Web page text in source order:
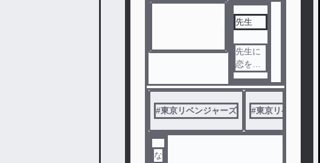
先生
先生に
恋をし
た𓏸𓏸
#東京リベンジャーズ #東京リベンジャ
な